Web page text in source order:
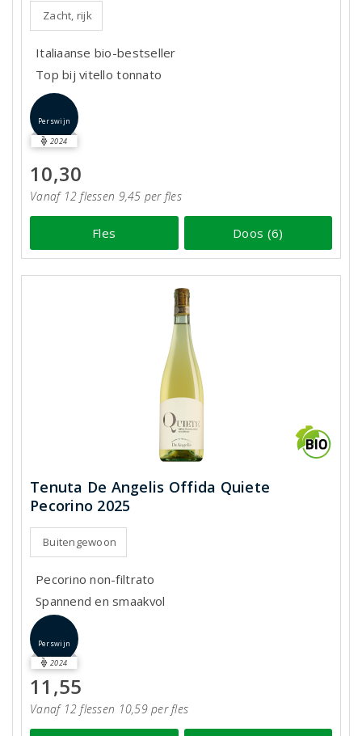
Zacht, rijk
Italiaanse bio-bestseller
Top bij vitello tonnato
Perswijn
2024
10,30
Vanaf 12 flessen 9,45 per fles
Fles Doos (6)
Tenuta De Angelis Offida Quiete
Pecorino 2025
Buitengewoon
Pecorino non-filtrato
Spannend en smaakvol
Perswijn
2024
11,55
Vanaf 12 flessen 10,59 per fles